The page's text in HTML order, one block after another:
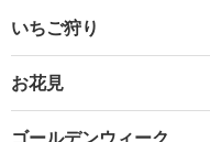
いちご狩り
お花見